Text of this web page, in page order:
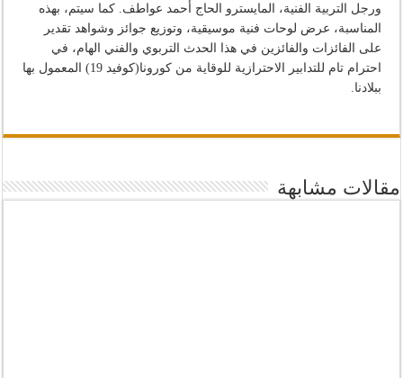
ورجل التربية الفنية، المايسترو الحاج أحمد عواطف. كما سيتم، بهذه
المناسبة، عرض لوحات فنية موسيقية، وتوزيع جوائز وشواهد تقدير
على الفائزات والفائزين في هذا الحدث التربوي والفني الهام، في
احترام تام للتدابير الاحترازية للوقاية من كورونا(كوفيد 19) المعمول بها
ببلادنا.
مقالات مشابهة